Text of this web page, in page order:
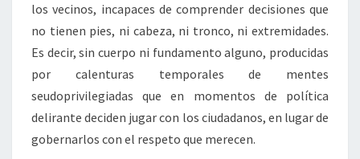
los vecinos, incapaces de comprender decisiones que
no tienen pies, ni cabeza, ni tronco, ni extremidades.
Es decir, sin cuerpo ni fundamento alguno, producidas
por calenturas temporales de mentes
seudoprivilegiadas que en momentos de política
delirante deciden jugar con los ciudadanos, en lugar de
gobernarlos con el respeto que merecen.